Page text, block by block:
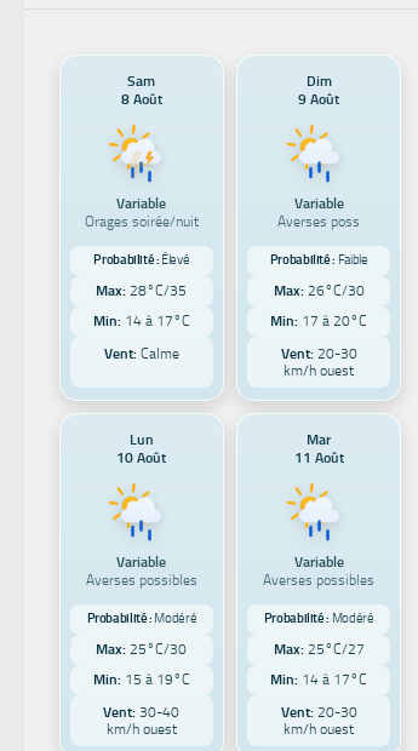
Sam
8 Août
Variable
Orages soirée/nuit
Probabilité : Élevé
Max: 28°C/35
Min: 14 à 17°C
Vent:Calme
Dim
9 Août
Variable
Averses poss
Probabilité : Faible
Max: 26°C/30
Min: 17 à 20°C
Vent:20-30
km/h ouest
Lun
10 Août
Variable
Averses possibles
Probabilité : Modéré
Max: 25°C/30
Min: 15 à 19°C
Vent: 30-40
km/h ouest
Mar
11 Août
Variable
Averses possibles
Probabilité : Modéré
Max: 25°C/27
Min: 14 à 17°C
Vent:20-30
km/h ouest